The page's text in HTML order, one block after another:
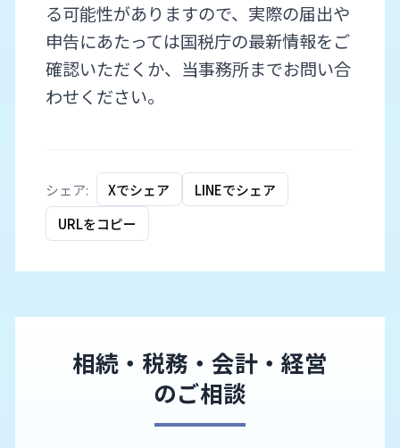
る可能性がありますので、実際の届出や
申告にあたっては国税庁の最新情報をご
確認いただくか、当事務所までお問い合
わせください。
シェア: Xでシェア
LINEでシェア
URLをコピー
相続・税務・会計・経営
のご相談